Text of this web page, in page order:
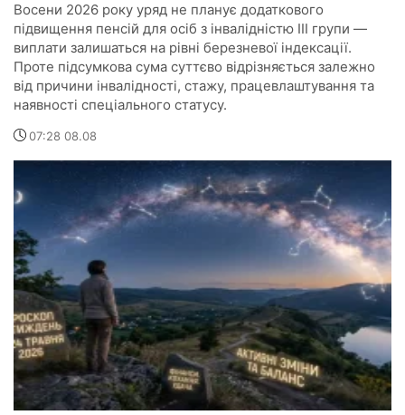
Восени 2026 року уряд не планує додаткового
підвищення пенсій для осіб з інвалідністю III групи —
виплати залишаться на рівні березневої індексації.
Проте підсумкова сума суттєво відрізняється залежно
від причини інвалідності, стажу, працевлаштування та
наявності спеціального статусу.
07:28 08.08